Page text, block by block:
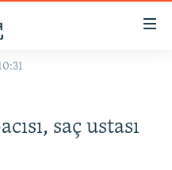
saç ustası